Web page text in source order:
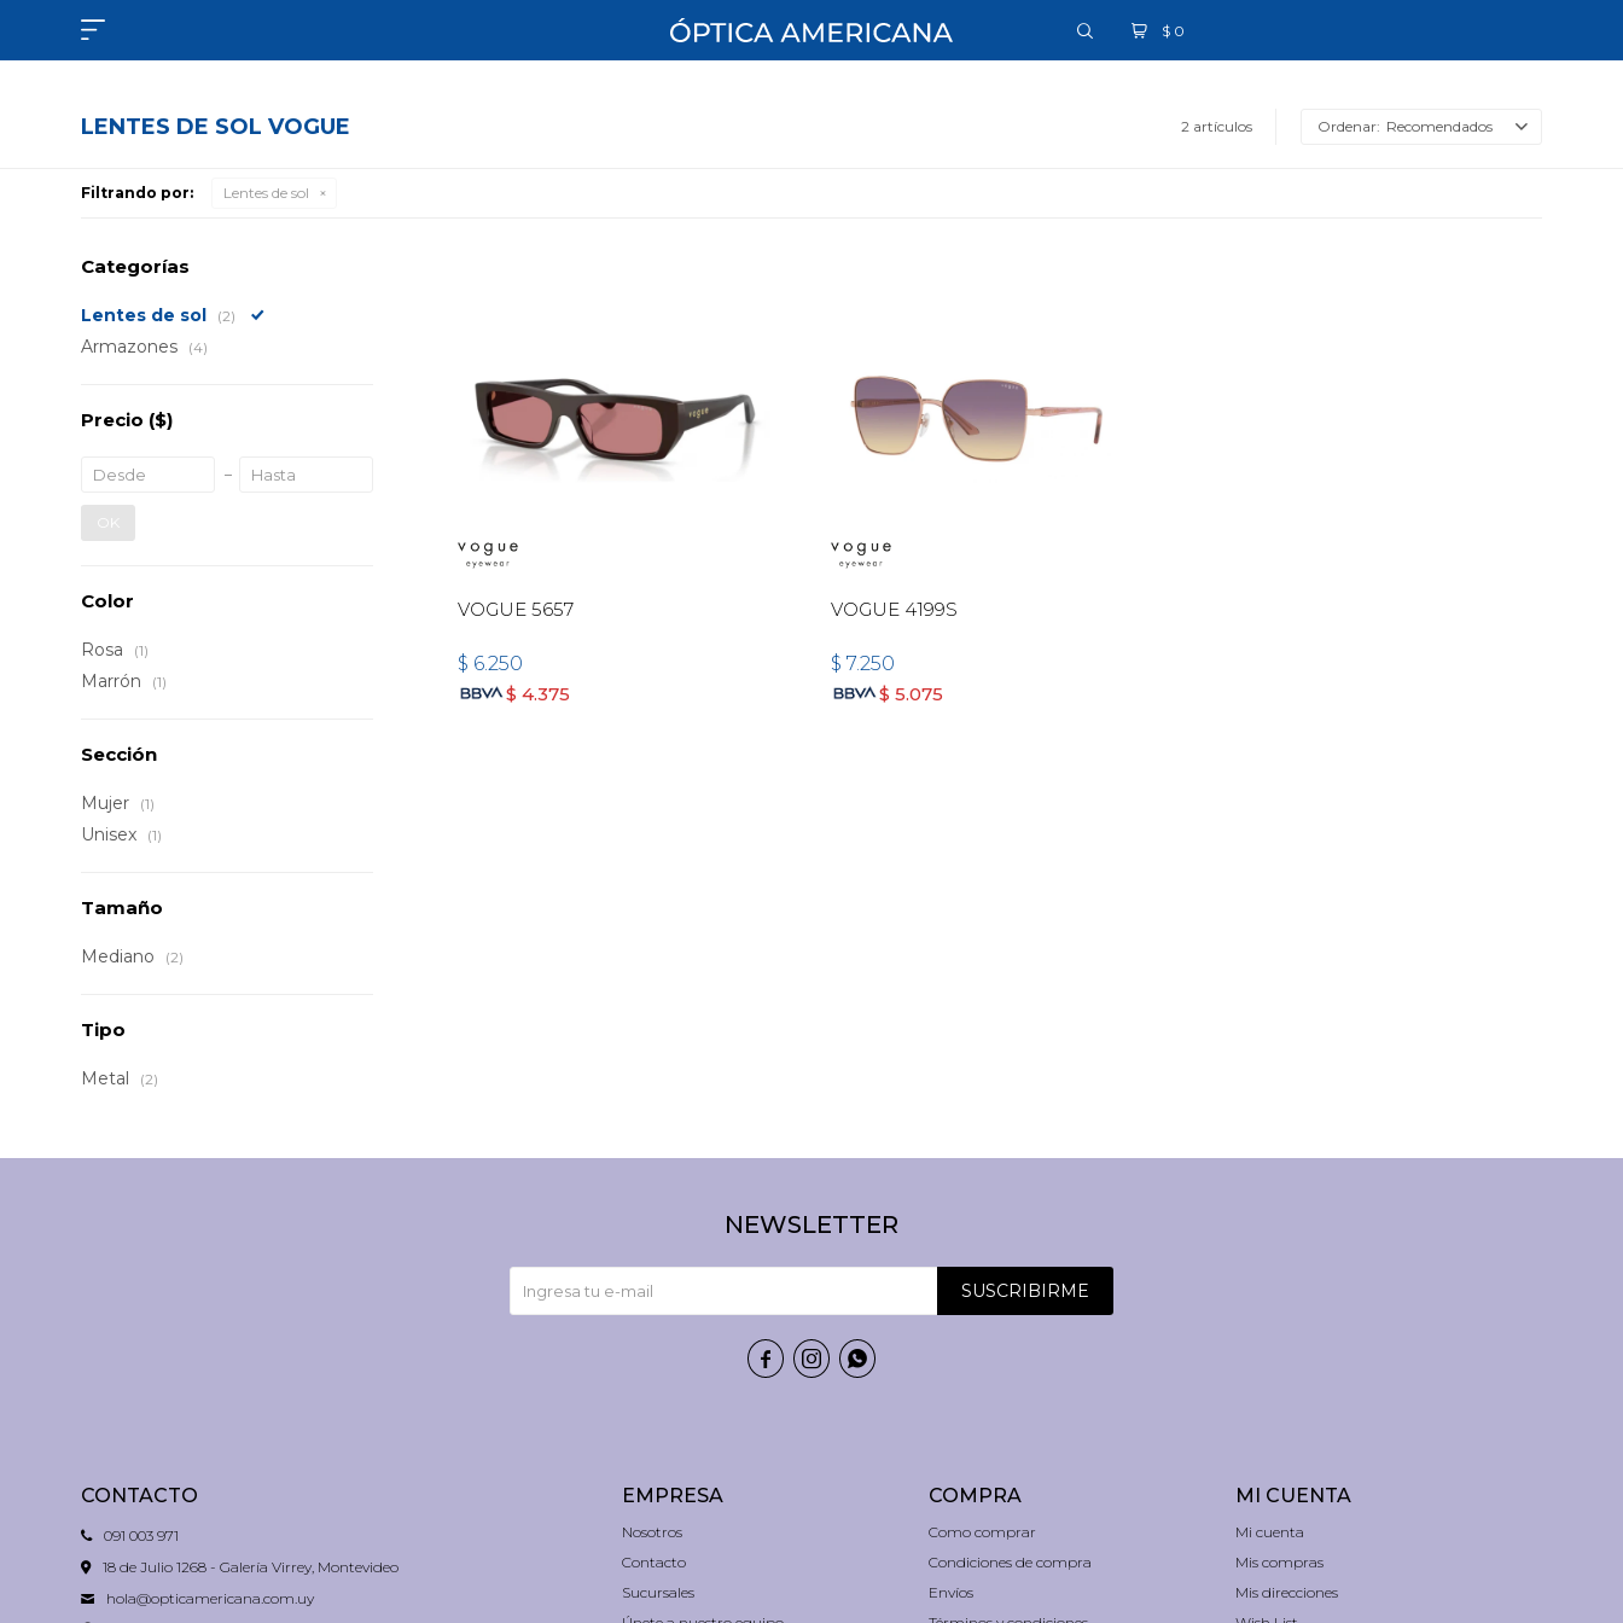
$ 0

LENTES DE SOL VOGUE 2 artículos Recomendados
Filtrando por: Lentes de sol
VOGUE 5657
$ 6.250
$ 4.375
VOGUE 4199S
$ 7.250
$ 5.075
Categorías
Lentes de sol (2)
Armazones (4)
Precio ($)
OK
Color
Rosa (1)
Marrón (1)
Sección
Mujer (1)
Unisex (1)
Tamaño
Mediano (2)
Tipo
Metal (2)
CONTACTO
091 003 971
18 de Julio 1268 - Galería Virrey, Montevideo
hola@opticamericana.com.uy
EMPRESA
Nosotros
Contacto
Sucursales
COMPRA
Como comprar
Condiciones de compra
Envíos
MI CUENTA
Mi cuenta
Mis compras
Mis direcciones
NEWSLETTER
SUSCRIBIRME
  